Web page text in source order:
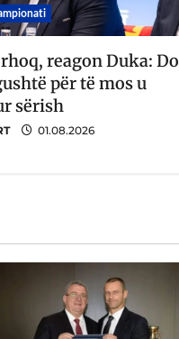
reagon Duka: Do
për të mos u
sërish
01.08.2026